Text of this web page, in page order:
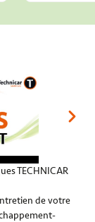
TECHNICAR
de votre